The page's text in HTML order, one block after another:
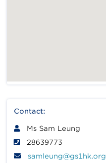
Contact:
Ms Sam Leung
28639773
samleung@gs1hk.org